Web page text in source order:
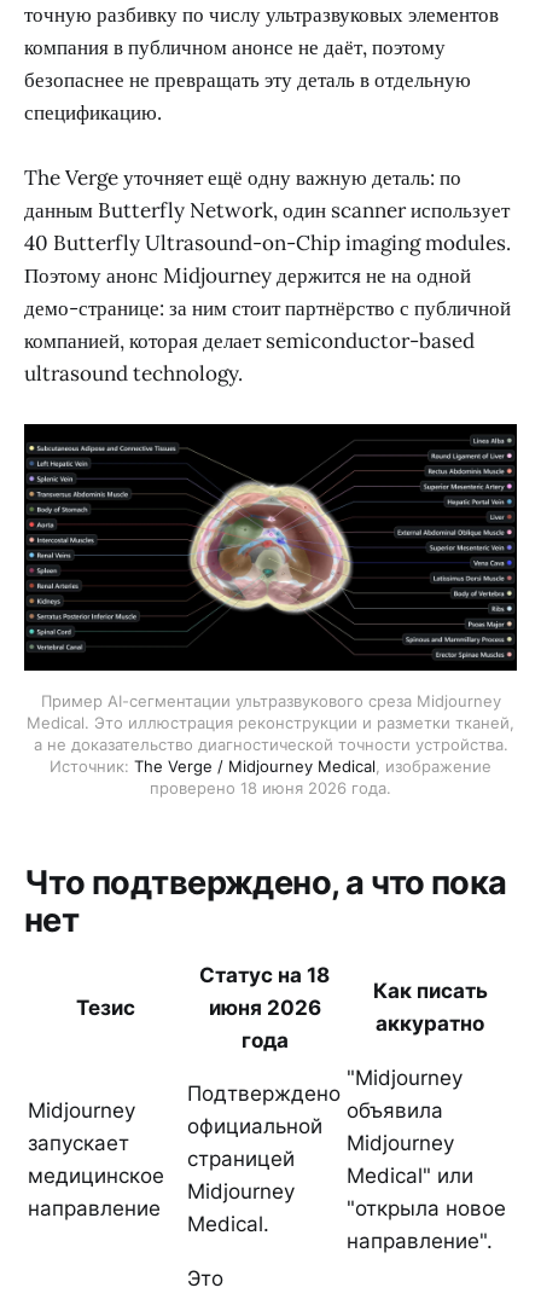
точную разбивку по числу ультразвуковых элементов
компания в публичном анонсе не даёт, поэтому
безопаснее не превращать эту деталь в отдельную
спецификацию.
The Verge уточняет ещё одну важную деталь: по
данным Butterfly Network, один scanner использует
40 Butterfly Ultrasound-on-Chip imaging modules.
Поэтому анонс Midjourney держится не на одной
демо-странице: за ним стоит партнёрство с публичной
компанией, которая делает semiconductor-based
ultrasound technology.
Пример AI-сегментации ультразвукового среза Midjourney
Medical. Это иллюстрация реконструкции и разметки тканей,
а не доказательство диагностической точности устройства.
Источник: The Verge / Midjourney Medical , изображение
проверено 18 июня 2026 года.
Что подтверждено, а что пока
нет
Тезис
Статус на 18
июня 2026
года
Как писать
аккуратно
Midjourney
запускает
медицинское
направление
Подтверждено
официальной
страницей
Midjourney
Medical.
"Midjourney
объявила
Midjourney
Medical" или
"открыла новое
направление".
Это